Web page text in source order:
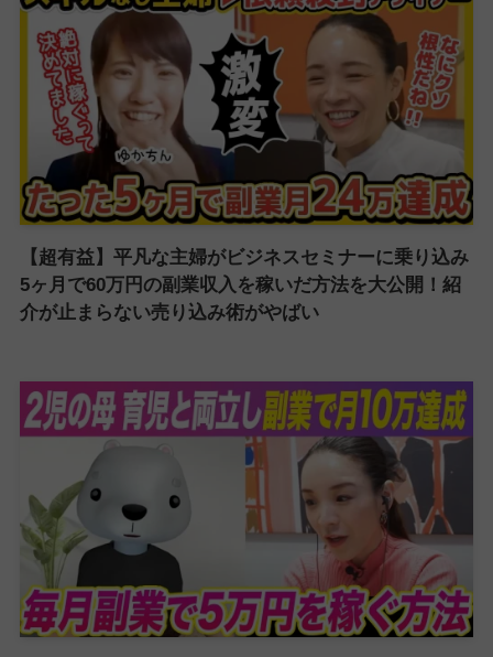
【超有益】平凡な主婦がビジネスセミナーに乗り込み
5ヶ月で60万円の副業収入を稼いだ方法を大公開！紹
介が止まらない売り込み術がやばい